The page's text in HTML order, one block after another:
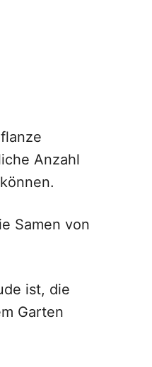
Anzahl
Samen von
ist, die
Garten